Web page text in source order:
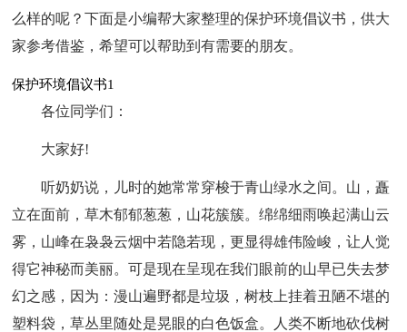
么样的呢？下面是小编帮大家整理的保护环境倡议书，供大
家参考借鉴，希望可以帮助到有需要的朋友。
保护环境倡议书1
各位同学们：
大家好!
听奶奶说，儿时的她常常穿梭于青山绿水之间。山，矗
立在面前，草木郁郁葱葱，山花簇簇。绵绵细雨唤起满山云
雾，山峰在袅袅云烟中若隐若现，更显得雄伟险峻，让人觉
得它神秘而美丽。可是现在呈现在我们眼前的山早已失去梦
幻之感，因为：漫山遍野都是垃圾，树枝上挂着丑陋不堪的
塑料袋，草丛里随处是晃眼的白色饭盒。人类不断地砍伐树